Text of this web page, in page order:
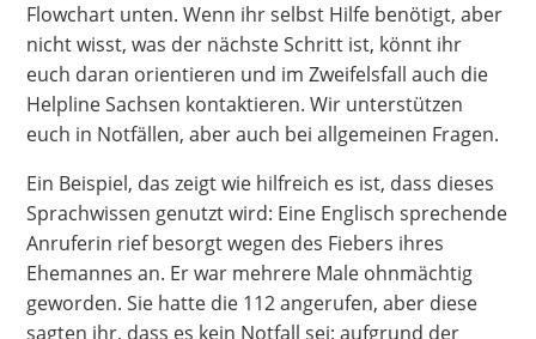
Flowchart unten. Wenn ihr selbst Hilfe benötigt, aber
nicht wisst, was der nächste Schritt ist, könnt ihr
euch daran orientieren und im Zweifelsfall auch die
Helpline Sachsen kontaktieren. Wir unterstützen
euch in Notfällen, aber auch bei allgemeinen Fragen.
Ein Beispiel, das zeigt wie hilfreich es ist, dass dieses
Sprachwissen genutzt wird: Eine Englisch sprechende
Anruferin rief besorgt wegen des Fiebers ihres
Ehemannes an. Er war mehrere Male ohnmächtig
geworden. Sie hatte die 112 angerufen, aber diese
sagten ihr, dass es kein Notfall sei: aufgrund der